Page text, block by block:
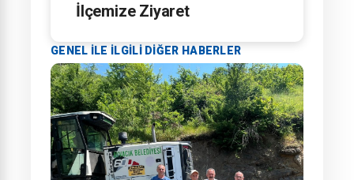
İlçemize Ziyaret
GENEL ILE ILGILI DIĞER HABERLER